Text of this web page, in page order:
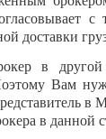
доставки
в
Вам
в
в данной